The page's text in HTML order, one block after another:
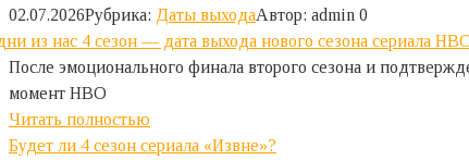
02.07.2026Рубрика: Даты выходаАвтор: admin 0
После эмоционального финала второго сезона и
момент HBO
Читать полностью
Будет ли 4 сезон сериала «Извне»?